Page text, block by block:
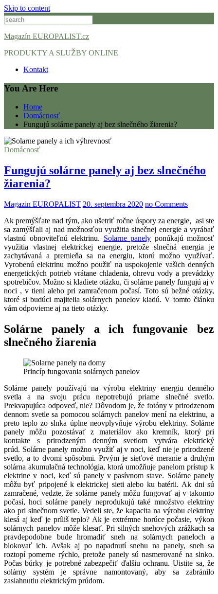
Skip to content
Magazín EUROPALIST.cz
PRODUKTY A SLUŽBY ONLINE
Kontakt
You Are Here
Home
Domácnosť
Fungujú solárne panely aj bez slnečného žiarenia?
Domácnosť
Fungujú solárne panely aj bez slnečného
žiarenia?
Magazin EUROPALIST 20. septembra 2020 no Comments
Ak premýšľate nad tým, ako ušetriť ročne úspory za energie, asi ste
sa zamýšľali aj nad možnosťou využitia slnečnej energie a vyrábať
vlastnú obnoviteľnú elektrinu. Solarne panely ponúkajú možnosť
využitia vlastnej elektrickej energie, pretože slnečná energia je
zachytávaná a premieňa sa na energiu, ktorú možno využívať.
Vyrobenú elektrinu možno použiť na uspokojenie vašich denných
energetických potrieb vrátane chladenia, ohrevu vody a prevádzky
spotrebičov. Možno si kladiete otázku, či solárne panely fungujú aj v
noci , v tieni alebo pri zamračenom počasí. Toto sú bežné otázky,
ktoré si budúci majitelia solárnych panelov kladú. V tomto článku
vám odpovieme aj na tieto otázky.
Solárne panely a ich fungovanie bez
slnečného žiarenia
Princíp fungovania solárnych panelov
Solárne panely používajú na výrobu elektriny energiu denného
svetla a na svoju prácu nepotrebujú priame slnečné svetlo.
Prekvapujúca odpoveď, nie? Dôvodom je, že fotóny v prirodzenom
dennom svetle sa pomocou solárnych panelov mení na elektrinu, a
preto teplo zo slnka úplne neovplyvňuje výrobu elektriny. Solárne
panely môžu pozostávať z materiálov ako kremník, ktorý pri
kontakte s prirodzeným denným svetlom vytvára elektrický
prúd. Solárne panely možno využiť aj v noci, keď nie je prirodzené
svetlo, a to dvomi spôsobmi. Prvým je sieťové meranie a druhým
solárna akumulačná technológia, ktorá umožňuje panelom prístup k
elektrine v noci, keď sú panely v pasívnom stave. Solárne panely
môžu byť pripojené k elektrickej sieti alebo ku batérii. Ak dni sú
zamračené, vedzte, že solárne panely môžu fungovať aj v takomto
počasí, hoci solárne panely neprodukujú také množstvo elektriny
ako pri slnečnom svetle. Vedeli ste, že kapacita na výrobu elektriny
klesá aj keď je príliš teplo? Ak je extrémne horúce počasie, výkon
solárnych panelov môže klesať. Pri silných snehových zrážkach sa
pravdepodobne bude hromadiť sneh na solárnych paneloch a
blokovať ich. Avšak aj po napadnutí snehu na panely, sneh sa
roztopí pomerne rýchlo, pretože panely sú nasmerované na slnko.
Počas búrky je potrebné zabezpečiť ďalšiu ochranu. Uistite sa, že
solárny systém je správne namontovaný, aby sa zabránilo
zasiahnutiu elektrickým prúdom.